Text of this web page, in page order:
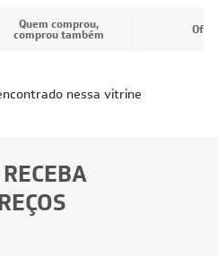
Quem comprou,
comprou também
nessa vitrine